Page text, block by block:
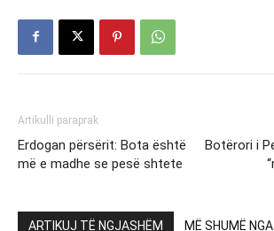
Artikulli paraprak
Erdogan përsërit: Bota është
më e madhe se pesë shtete
Botërori i
ARTIKUJ TË NGJASHËM MË SHUMË